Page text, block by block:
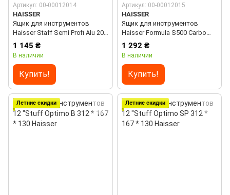
Артикул: 00-00012014
HAISSER
Ящик для инструментов
Haisser Staff Semi Profi Alu 20"
525x256x246мм (65573)
1 145 ₴
В наличии
Купить!
Артикул: 00-00012015
HAISSER
Ящик для инструментов
Haisser Formula S500 Carbo
18.5" 462x256x242мм (70841)
1 292 ₴
В наличии
Купить!
Летние скидки Летние скидки